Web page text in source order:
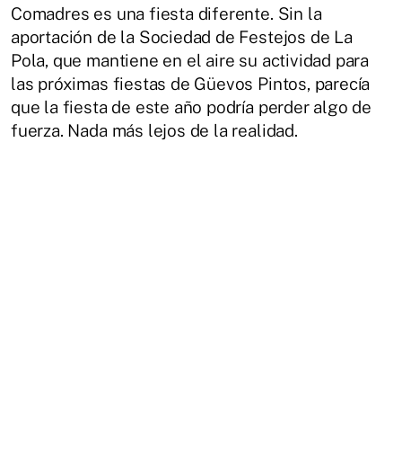
Comadres es una fiesta diferente. Sin la
aportación de la Sociedad de Festejos de La
Pola, que mantiene en el aire su actividad para
las próximas fiestas de Güevos Pintos, parecía
que la fiesta de este año podría perder algo de
fuerza. Nada más lejos de la realidad.